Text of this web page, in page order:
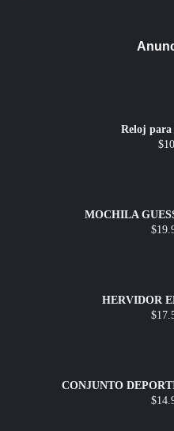
Reloj para
$10
MOCHILA
HERVIDOR
CONJUNTO